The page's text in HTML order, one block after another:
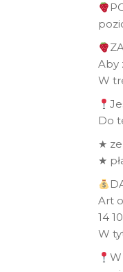
Aby
W
Do
★
★
Art
14
W